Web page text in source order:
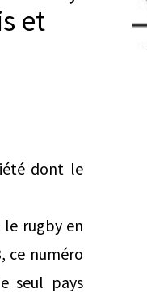
et
dont le
le rugby en
ce numéro
seul pays